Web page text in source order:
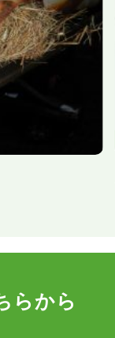
らから